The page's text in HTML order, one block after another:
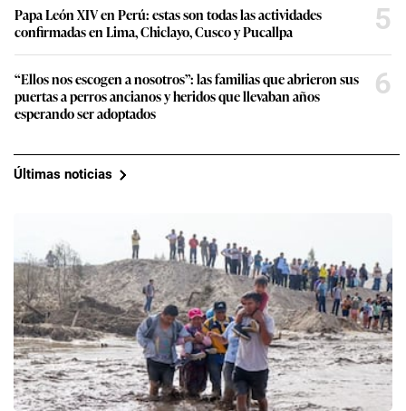
Papa León XIV en Perú: estas son todas las actividades
confirmadas en Lima, Chiclayo, Cusco y Pucallpa
5
“Ellos nos escogen a nosotros”: las familias que abrieron sus
puertas a perros ancianos y heridos que llevaban años
esperando ser adoptados
6
Últimas noticias